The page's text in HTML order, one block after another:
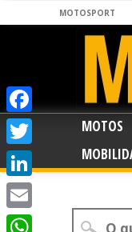
MOTOSPORT
MOTOS
Facebook
Twitter
LinkedIn
Email